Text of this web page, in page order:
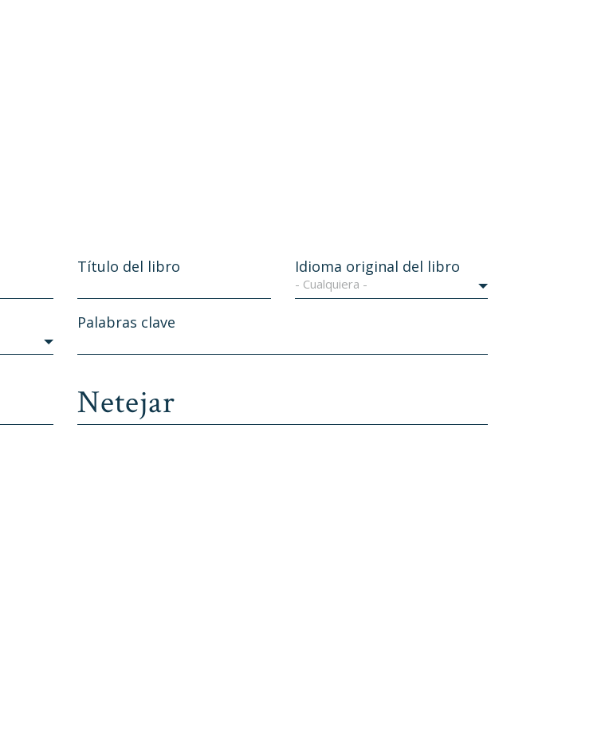
Título del libro Idioma original del libro
- Cualquiera -
Palabras clave